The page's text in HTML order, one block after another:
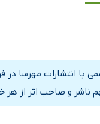
با انتشارات مهرسا
ناشر و صاحب اثر از